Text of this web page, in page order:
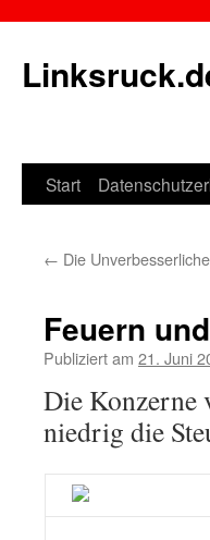
Springe
Inhalt
Start
← Die
Feuern
Publiziert am 21. Juni
Die Konzerne
niedrig die